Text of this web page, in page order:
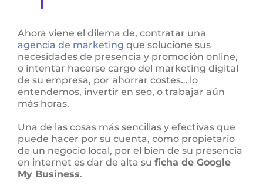
Ahora viene el dilema de, contratar una
agencia de marketing que solucione sus
necesidades de presencia y promoción online,
o intentar hacerse cargo del marketing digital
de su empresa, por ahorrar costes… lo
entendemos, invertir en seo, o trabajar aún
más horas.
Una de las cosas más sencillas y efectivas que
puede hacer por su cuenta, como propietario
de un negocio local, por el bien de su presencia
en internet es dar de alta su ficha de Google
My Business.